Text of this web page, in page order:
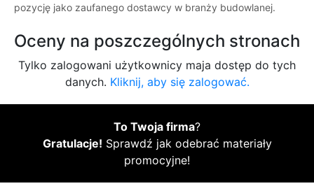
pozycję jako zaufanego dostawcy w branży budowlanej.
Oceny na poszczególnych stronach
Tylko zalogowani użytkownicy maja dostęp do tych
danych. Kliknij, aby się zalogować.
To Twoja firma?
Gratulacje! Sprawdź jak odebrać materiały
promocyjne!